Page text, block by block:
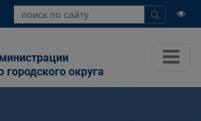
городского округа